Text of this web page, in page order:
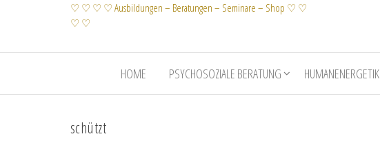
♡ ♡ ♡ ♡ Ausbildungen – Beratungen – Seminare – Shop ♡ ♡
♡ ♡
HOME PSYCHOSOZIALE BERATUNG HUMANENERGETIK
schützt